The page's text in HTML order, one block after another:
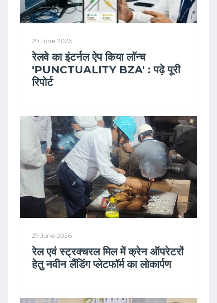
29 June 2026
रेलवे का इंटर्नल ऐप किया लॉन्च
'PUNCTUALITY BZA' : पढ़े पूरी
रिपोर्ट
27 June 2026
रेल एवं स्ट्रक्चरल मिल में क्रेन ऑपरेटरों
हेतु नवीन लैंडिंग प्लेटफॉर्म का लोकार्पण